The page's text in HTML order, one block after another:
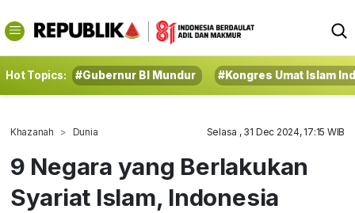
Hot Topics: #Gubernur BI Mundur #Kongres Umat Islam
Khazanah Dunia Selasa , 31 Dec 2024, 17:15 WIB
9 Negara yang Berlakukan
Syariat Islam, Indonesia